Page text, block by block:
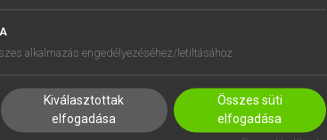
BEÁLLÍTÁSOK
alkalmazás engedélyezéséhez/letiltásához.
Kiválasztottak
elfogadása
Összes süti
elfogadása